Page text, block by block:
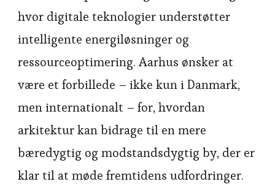
hvor digitale teknologier understøtter
intelligente energiløsninger og
ressourceoptimering. Aarhus ønsker at
være et forbillede – ikke kun i Danmark,
men internationalt – for, hvordan
arkitektur kan bidrage til en mere
bæredygtig og modstandsdygtig by, der er
klar til at møde fremtidens udfordringer.